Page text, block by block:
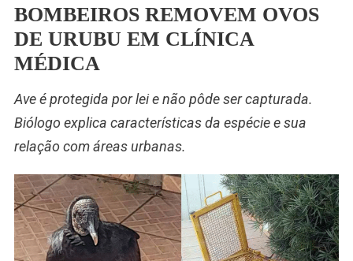
BOMBEIROS REMOVEM OVOS
DE URUBU EM CLÍNICA
MÉDICA
Ave é protegida por lei e não pôde ser capturada.
Biólogo explica características da espécie e sua
relação com áreas urbanas.